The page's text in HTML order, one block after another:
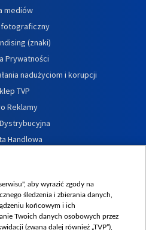
mediów
(znaki)
Prywatności
nadużyciom i korupcji
TVP
Reklamy
Handlowa
wewnętrznych
aby wyrazić zgody na
śledzenia i zbierania danych,
końcowym i ich
Twoich danych osobowych przez
(zwaną dalej również „TVP”),